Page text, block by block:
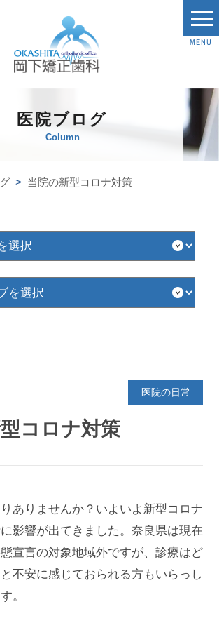
MENU
医院ブログ
Column
当院の新型コロナ対策
医院の日常
コロナ対策
ありませんか？いよいよ新型コロナ
影響が出てきました。奈良県は現在
宣言の対象地域外ですが、診療はど
不安に感じておられる方もいらっし
。